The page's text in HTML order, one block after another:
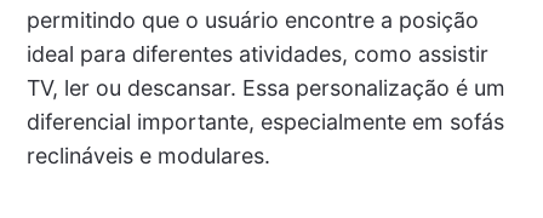
permitindo que o usuário encontre a posição
ideal para diferentes atividades, como assistir
TV, ler ou descansar. Essa personalização é um
diferencial importante, especialmente em sofás
reclináveis e modulares.